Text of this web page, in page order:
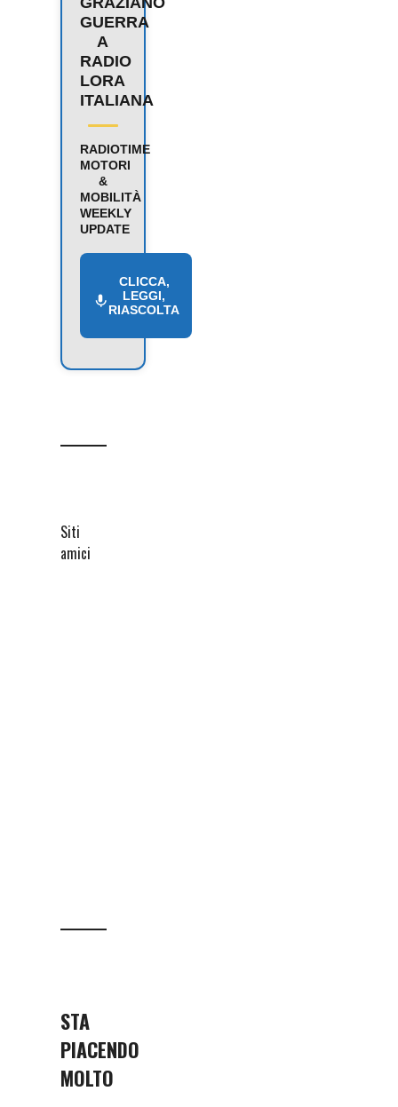
GUERRA
A
RADIO
LORA
ITALIANA
RADIOTIME
MOTORI
&
MOBILITÀ
WEEKLY
UPDATE
CLICCA,
LEGGI,
RIASCOLTA
Siti
amici
STA
PIACENDO
MOLTO